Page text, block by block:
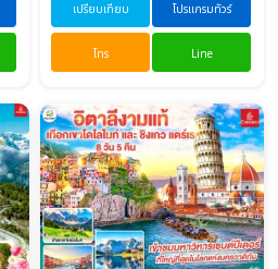
เปรียบเทียบ โปรแกรมทัวร์
โทร Line